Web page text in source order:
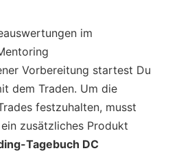
im
Vorbereitung startest Du
dem Traden. Um die
festzuhalten, musst
zusätzliches Produkt
Tagebuch DC